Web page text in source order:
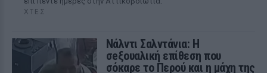
ΧΤΕΣ
Νάλντι Σαλντάνια: Η
σeξουαλική επίθεση που
σόκαρε το Περού και η μάχη της